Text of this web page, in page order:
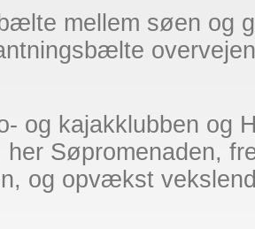
mellem søen og
og kajakklubben og
her Søpromenaden,
og opvækst